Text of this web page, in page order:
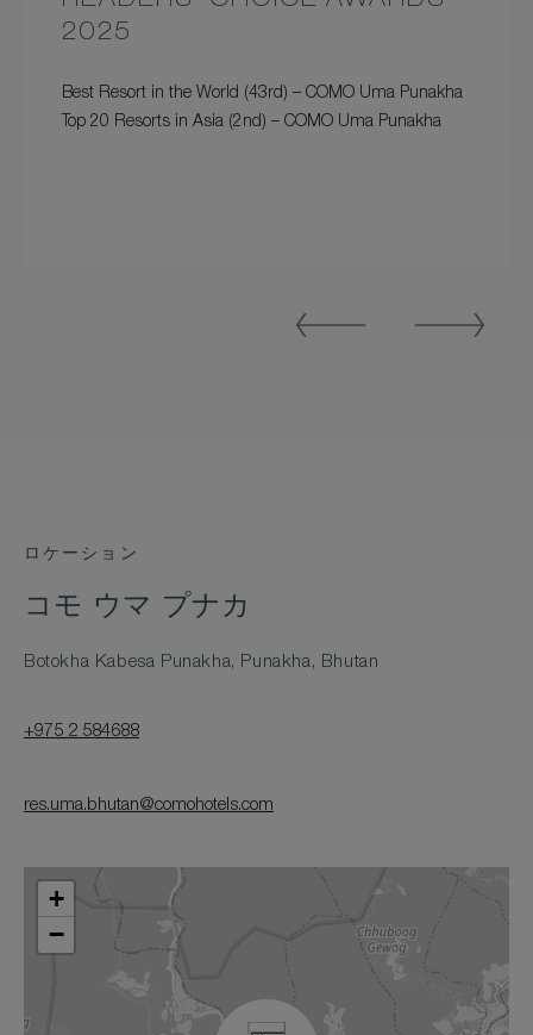
2025
Best Resort in the World (43rd) – COMO Uma Punakha
Top 20 Resorts in Asia (2nd) – COMO Uma Punakha
Previous
Next
ロケーション
コモ ウマ プナカ
Botokha Kabesa Punakha, Punakha, Bhutan
+975 2 584688
res.uma.bhutan@comohotels.com
+
−